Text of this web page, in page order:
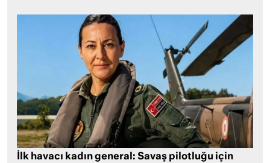
İlk havacı kadın general: Savaş pilotluğu için